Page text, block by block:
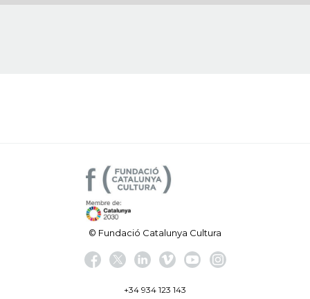
© Fundació Catalunya Cultura
+34 934 123 143